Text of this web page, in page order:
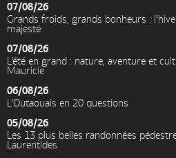
07/08/26
Grands froids, grands bonheurs :
majesté
07/08/26
L’été en grand : nature, aventure et
Mauricie
06/08/26
L’Outaouais en 20 questions
05/08/26
Les 13 plus belles randonnées
Laurentides